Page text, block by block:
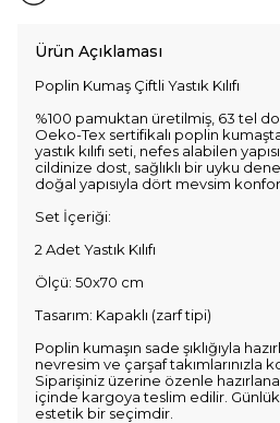
Ürün Açıklaması
Poplin Kumaş Çiftli Yastık Kılıfı
%100 pamuktan üretilmiş, 63 tel
Oeko-Tex sertifikalı poplin
yastık kılıfı seti, nefes alabilen
cildinize dost, sağlıklı bir uyku
doğal yapısıyla dört mevsim
Set İçeriği:
2 Adet Yastık Kılıfı
Ölçü: 50x70 cm
Tasarım: Kapaklı (zarf tipi)
Poplin kumaşın sade şıklığıyla
nevresim ve çarşaf takımlarınızla
Siparişiniz üzerine özenle
içinde kargoya teslim edilir.
estetik bir seçimdir.